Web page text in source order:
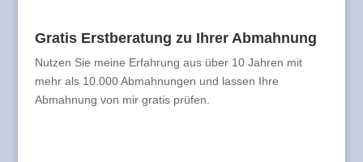
Gratis Erstberatung zu Ihrer Abmahnung
Nutzen Sie meine Erfahrung aus über 10 Jahren mit
mehr als 10.000 Abmahnungen und lassen Ihre
Abmahnung von mir gratis prüfen.